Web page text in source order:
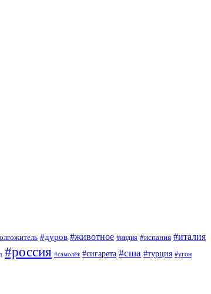
#дуров #животное #индия #испания #италия
#россия #самолёт #сигарета #сша #турция #угон